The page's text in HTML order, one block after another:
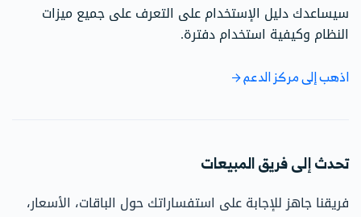
سيساعدك دليل الإستخدام على التعرف على جميع ميزات
النظام وكيفية استخدام دفترة.
اذهب إلى مركز الدعم
تحدث إلى فريق المبيعات
فريقنا جاهز للإجابة على استفساراتك حول الباقات، الأسعار،